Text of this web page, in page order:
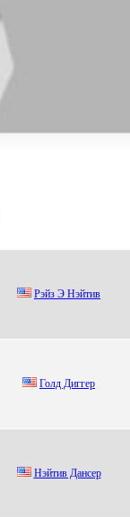
Pэйз Э Hэйтив
Голд Диггeр
Hэйтив Данceр